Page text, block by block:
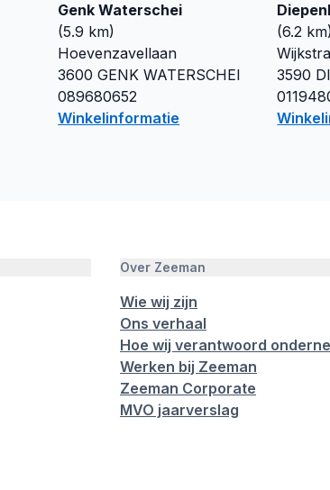
Genk Waterschei
(5.9 km)
Hoevenzavellaan
3600 GENK WATERSCHEI
089680652
Winkelinformatie
(6.2
3590
Over Zeeman
Wie wij zijn
Ons verhaal
Hoe wij verantwoord
Werken bij Zeeman
Zeeman Corporate
MVO jaarverslag